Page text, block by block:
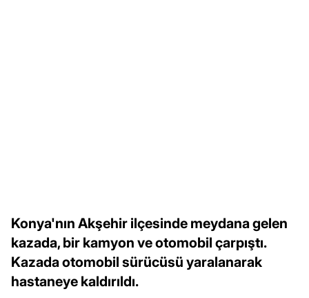
Konya'nın Akşehir ilçesinde meydana gelen
kazada, bir kamyon ve otomobil çarpıştı.
Kazada otomobil sürücüsü yaralanarak
hastaneye kaldırıldı.